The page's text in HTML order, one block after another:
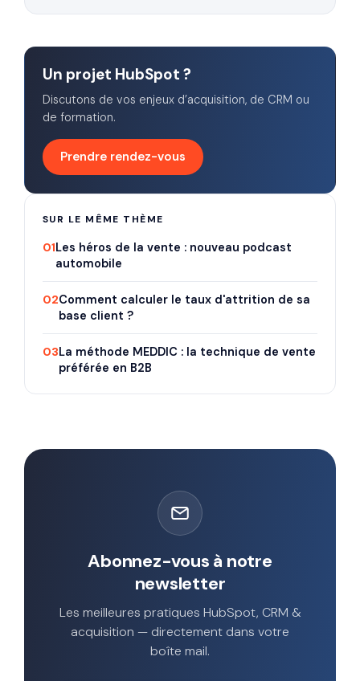
Un projet HubSpot ?
Discutons de vos enjeux d’acquisition, de CRM ou
de formation.
Prendre rendez-vous
SUR LE MÊME THÈME
01Les héros de la vente : nouveau podcast
automobile
02Comment calculer le taux d'attrition de sa
base client ?
03La méthode MEDDIC : la technique de vente
préférée en B2B
Abonnez-vous à notre
newsletter
Les meilleures pratiques HubSpot, CRM &
acquisition — directement dans votre
boîte mail.